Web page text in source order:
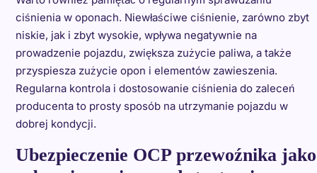
ciśnienia w oponach. Niewłaściwe ciśnienie, zarówno zbyt
niskie, jak i zbyt wysokie, wpływa negatywnie na
prowadzenie pojazdu, zwiększa zużycie paliwa, a także
przyspiesza zużycie opon i elementów zawieszenia.
Regularna kontrola i dostosowanie ciśnienia do zaleceń
producenta to prosty sposób na utrzymanie pojazdu w
dobrej kondycji.
Ubezpieczenie OCP przewoźnika jako